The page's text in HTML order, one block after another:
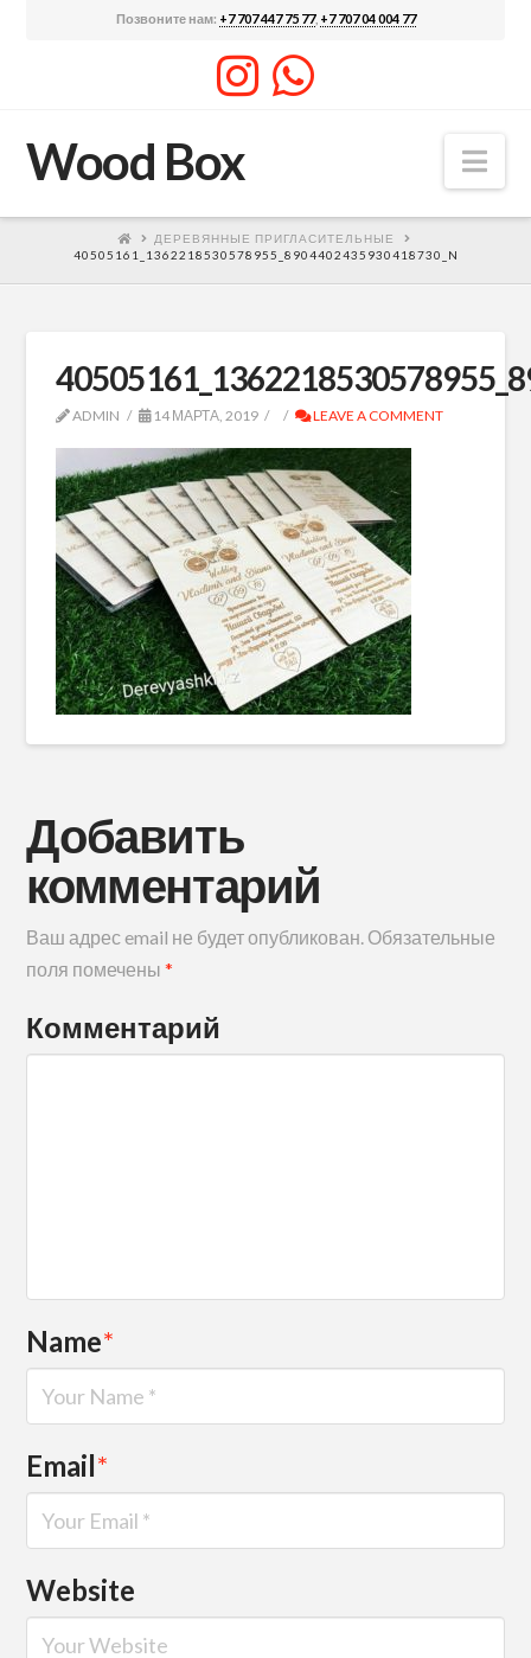
Позвоните нам: +7 707 447 75 77, +7 707 04 004 77
Wood Box
ДЕРЕВЯННЫЕ ПРИГЛАСИТЕЛЬНЫЕ
40505161_1362218530578955_8904402435930418730_N
ADMIN 14 МАРТА, 2019 LEAVE A COMMENT
Добавить
комментарий
Ваш адрес email не будет опубликован. Обязательные
поля помечены*
Комментарий
Name*
Email*
Website